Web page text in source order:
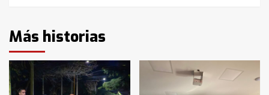
Más historias